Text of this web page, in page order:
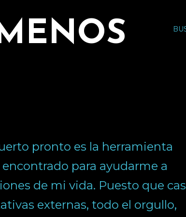
pronto es la herramienta
para ayudarme a
de mi vida. Puesto que
externas, todo el orgullo,